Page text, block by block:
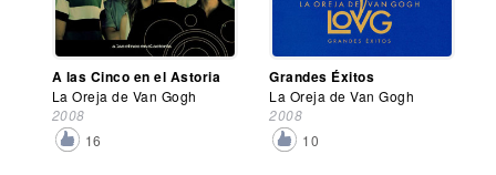
A las Cinco en el Astoria
La Oreja de Van Gogh
2008
16
Grandes Éxitos
La Oreja de Van Gogh
2008
10